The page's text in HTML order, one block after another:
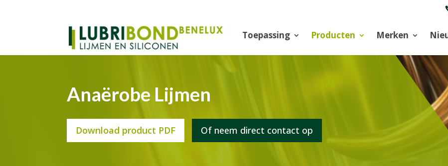
Toepassing Producten Merken
Anaërobe Lijmen
Download product PDF Of neem direct contact op